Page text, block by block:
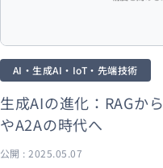
AI・生成AI・IoT・先端技術
生成AIの進化：RAGか
やA2Aの時代へ
公開 : 2025.05.07